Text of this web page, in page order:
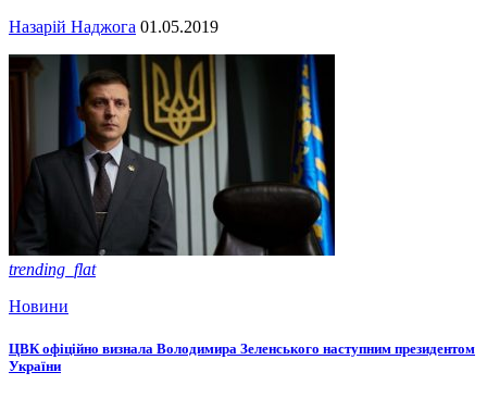
Назарій Наджога 01.05.2019
trending_flat
Новини
ЦВК офіційно визнала Володимира Зеленського наступним президентом
України